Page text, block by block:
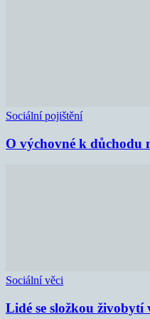
Sociální pojištění
O výchovné k důchodu
Sociální věci
Lidé se složkou